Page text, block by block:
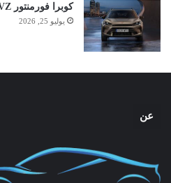
كوبرا فورمنتور VZ الجديدة.. الكتالوج الرسمي
يوليو 25, 2026
عن